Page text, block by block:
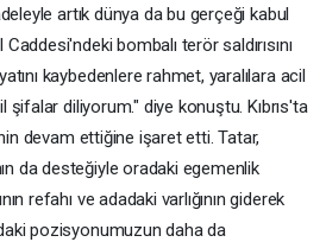
artık dünya da bu gerçeği kabul
bombalı terör saldırısını
kaybedenlere rahmet, yaralılara acil
diliyorum." diye konuştu. Kıbrıs'ta
devam ettiğine işaret etti. Tatar,
da desteğiyle oradaki egemenlik
refahı ve adadaki varlığının giderek
pozisyonumuzun daha da